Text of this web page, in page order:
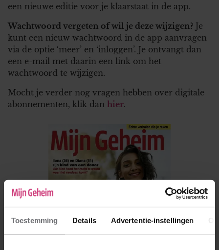
Toestemming Details Advertentie-instellingen
een nieuwe editie voor je klaarstaat in de app.
Wachtwoord vergeten of wil je deze wijzigen? Je
kunt een nieuw wachtwoord in de app aanvragen
via de optie ‘meer’ en ‘inloggen’. Je ontvangt dan
een e-mail met daarin een link om het
wachtwoord te wijzigen.
Mocht je verder nog vragen hebben over digitale
abonnementen, klik dan hier.